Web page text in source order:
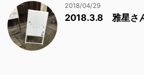
2018/04/29
2018.3.8 雅星さ